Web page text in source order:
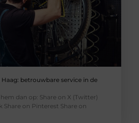
betrouwbare service in de
dan op: Share on X (Twitter)
Share on Pinterest Share on